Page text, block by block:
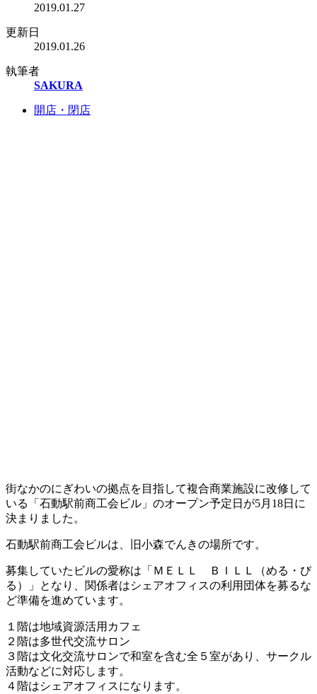
2019.01.27
更新日
2019.01.26
執筆者
SAKURA
開店・閉店
街なかのにぎわいの拠点を目指して複合商業施設に改修して
いる「石動駅前商工会ビル」のオープン予定日が5月18日に
決まりました。
石動駅前商工会ビルは、旧小森でんきの場所です。
募集していたビルの愛称は「ＭＥＬＬ ＢＩＬＬ（める・び
る）」となり、関係者はシェアオフィスの利用団体を募るな
ど準備を進めています。
１階は地域資源活用カフェ
２階は多世代交流サロン
３階は文化交流サロンで和室を含む全５室があり、サークル
活動などに対応します。
４階はシェアオフィスになります。